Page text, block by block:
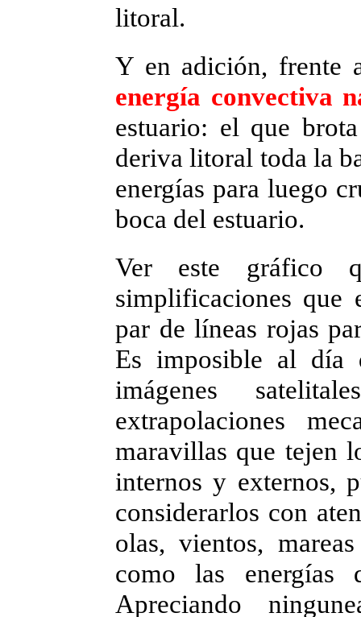
litoral.
Y en adición, frente
energía convectiva
estuario: el que
deriva litoral toda la
energías para luego
boca del estuario.
Ver este gráfico
simplificaciones que
par de líneas rojas
Es imposible al día
imágenes
extrapolaciones
maravillas que tejen
internos y externos,
considerarlos con
olas, vientos,
como las energías
Apreciando